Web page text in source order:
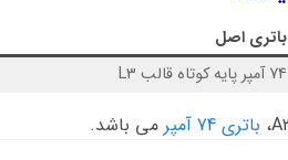
باتری اصل
74 آمپر پایه کوتاه قالب L3
باتری 74 آمپر می باشد.